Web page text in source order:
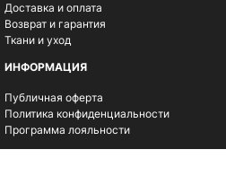
Доставка и оплата
Возврат и гарантия
Ткани и уход
ИНФОРМАЦИЯ
Публичная оферта
Политика конфиденциальности
Программа лояльности